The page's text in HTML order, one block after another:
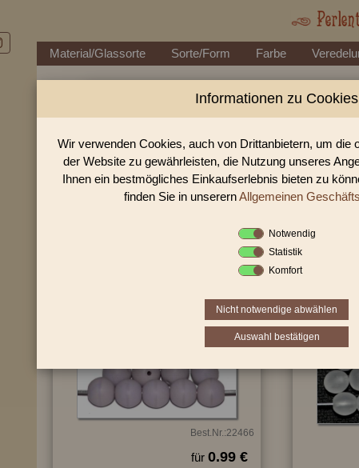
Material/Glassorte Sorte/Form Farbe
Perlen Shop für
In unserem Perlen Shop finden sie
Sie
Best.Nr.:22466
für 0.99 €
Informationen zu Cookies
Wir verwenden Cookies, auch von Drittanbietern, um die
der Website zu gewährleisten, die Nutzung unseres
Ihnen ein bestmögliches Einkaufserlebnis bieten zu
finden Sie in unserernAllgemeinen
Notwendig
Statistik
Komfort
Nicht notwendige abwählen
Auswahl bestätigen